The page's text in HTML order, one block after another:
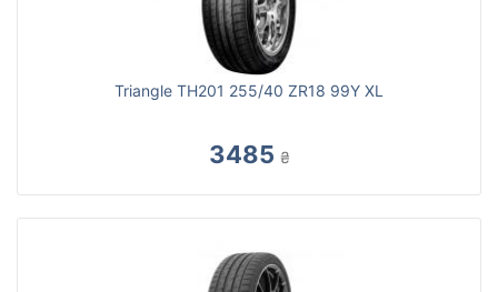
Triangle TH201 255/40 ZR18 99Y XL
3485 ₴